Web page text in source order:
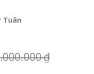
Tuân
₫